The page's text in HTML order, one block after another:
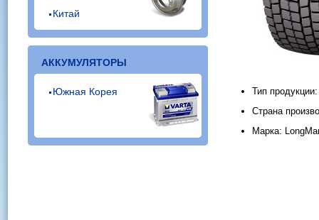
Китай
АККУМУЛЯТОРЫ
Южная Корея
Тип
Страна
Марка: